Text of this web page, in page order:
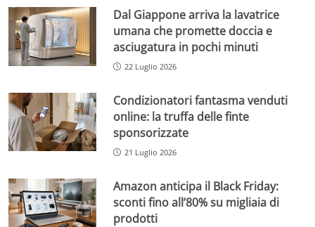
Dal Giappone arriva la lavatrice
umana che promette doccia e
asciugatura in pochi minuti
22 Luglio 2026
Condizionatori fantasma venduti
online: la truffa delle finte
sponsorizzate
21 Luglio 2026
Amazon anticipa il Black Friday:
sconti fino all’80% su migliaia di
prodotti